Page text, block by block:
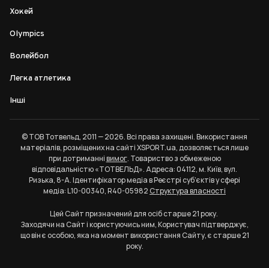
Хокей
Olympics
Волейбол
Легка атлетика
Інші
© ТОВ Тотвельд, 2011 — 2026. Всі права захищені. Використання
матеріалів, розміщених на сайті XSPORT.ua, дозволяється лише
при дотриманнівимог. Товариство з обмеженою
відповідальністю «ТОТВЕЛЬД». Адреса: 04112, м. Київ, вул.
Ризька, 8-А. Ідентифікатор медіа в Реєстрі суб’єктів у сфері
медіа: L10-00340, R40-05982Структура власності
Цей Сайт призначений для осіб старше 21 року.
Заходячи на Сайт і користуючись ним, Користувач підтверджує,
що він є особою, яка на момент використання Сайту, є старше 21
року.